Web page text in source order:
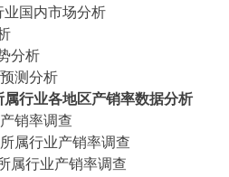
业国内市场分析
分析
测分析
属行业各地区产销率数据分析
销率调查
所属行业产销率调查
属行业产销率调查